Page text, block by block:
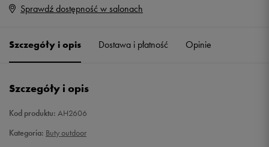
Rozmiary EU
24 14 cm
Sprawdź dostępność w salonach
Szczegóły i opis Dostawa i płatność Opinie
Szczegóły i opis
Kod produktu: AH2606
Kategoria: Buty outdoor